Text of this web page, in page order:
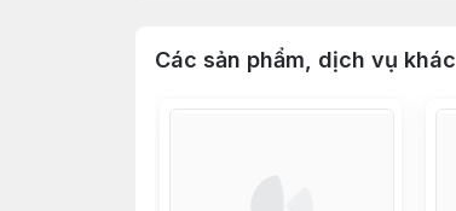
Các sản phẩm, dịch vụ khác